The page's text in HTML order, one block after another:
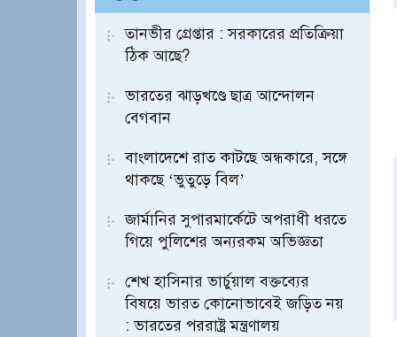
তানভীর গ্রেপ্তার : সরকারের প্রতিক্রিয়া
ঠিক আছে?
ভারতের ঝাড়খণ্ডে ছাত্র আন্দোলন
বেগবান
বাংলাদেশে রাত কাটছে অন্ধকারে, সঙ্গে
থাকছে ‘ভুতুড়ে বিল’
জার্মানির সুপারমার্কেটে অপরাধী ধরতে
গিয়ে পুলিশের অন্যরকম অভিজ্ঞতা
শেখ হাসিনার ভার্চুয়াল বক্তব্যের
বিষয়ে ভারত কোনোভাবেই জড়িত নয়
: ভারতের পররাষ্ট্র মন্ত্রণালয়